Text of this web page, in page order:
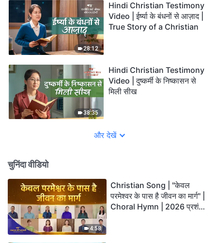
28:12
Hindi Christian Testimony
Video | ईर्ष्या के बंधनों से आज़ाद |
True Story of a Christian
38:35
Hindi Christian Testimony
Video | दुष्कर्मी के निष्कासन से
मिली सीख
और देखें
चुनिंदा वीडियो
4:58
Christian Song | "केवल
परमेश्वर के पास है जीवन का मार्ग" |
Choral Hymn | 2026 प्रशंसा